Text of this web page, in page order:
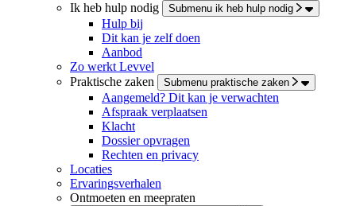
Ik heb hulp nodig Submenu ik heb hulp nodig
Hulp bij
Dit kan je zelf doen
Aanbod
Zo werkt Levvel
Praktische zaken
Submenu praktische zaken
Aangemeld? Dit kan je verwachten
Afspraak verplaatsen
Klacht
Dossier opvragen
Rechten en privacy
Locaties
Ervaringsverhalen
Ontmoeten en meepraten